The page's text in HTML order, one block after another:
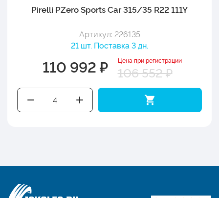
Pirelli PZero Sports Car 315/35 R22 111Y
Артикул: 226135
21 шт. Поставка 3 дн.
110 992 ₽ Цена при регистрации
106 552 ₽